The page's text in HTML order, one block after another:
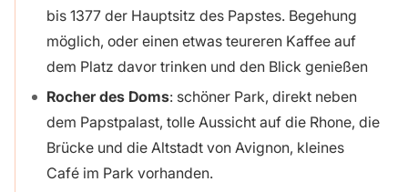
bis 1377 der Hauptsitz des Papstes. Begehung
möglich, oder einen etwas teureren Kaffee auf
dem Platz davor trinken und den Blick genießen
Rocher des Doms: schöner Park, direkt neben
dem Papstpalast, tolle Aussicht auf die Rhone, die
Brücke und die Altstadt von Avignon, kleines
Café im Park vorhanden.